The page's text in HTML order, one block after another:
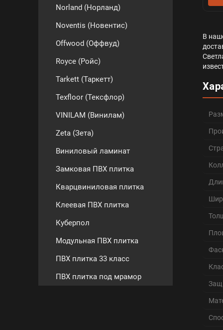
Norland (Норланд)
Noventis (Новентис)
Offwood (Оффвуд)
Royce (Ройс)
Tarkett (Таркетт)
Texfloor (Тексфлор)
VINILAM (Винилам)
Zeta (Зета)
Виниловый ламинат
Замковая ПВХ плитка
Кварцвиниловая плитка
Клеевая ПВХ плитка
Куберпол
Модульная ПВХ плитка
ПВХ плитка 33 класс
ПВХ плитка под мрамор
В